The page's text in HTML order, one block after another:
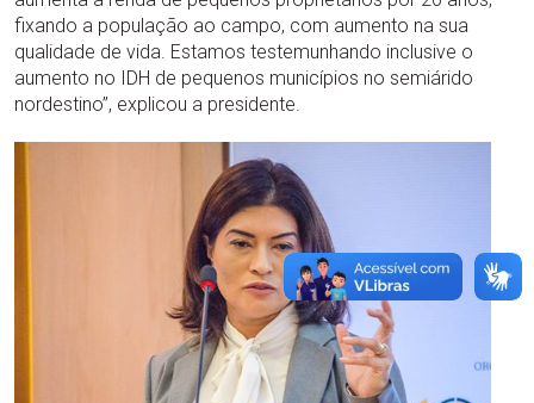
fixando a população ao campo, com aumento na sua
qualidade de vida. Estamos testemunhando inclusive o
aumento no IDH de pequenos municípios no semiárido
nordestino”, explicou a presidente.